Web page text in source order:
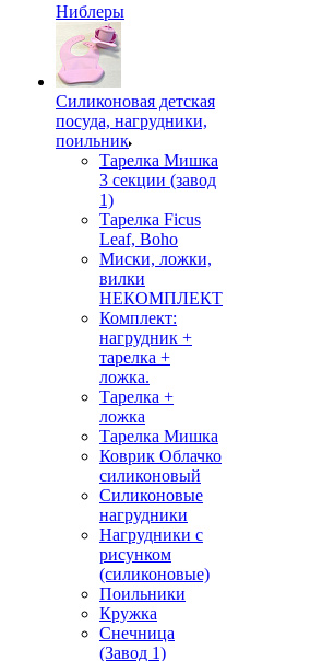
Ниблеры
Силиконовая детская
посуда, нагрудники,
поильник
Тарелка Мишка
3 секции (завод
1)
Тарелка Ficus
Leaf, Boho
Миски, ложки,
вилки
НЕКОМПЛЕКТ
Комплект:
нагрудник +
тарелка +
ложка.
Тарелка +
ложка
Тарелка Мишка
Коврик Облачко
силиконовый
Силиконовые
нагрудники
Нагрудники с
рисунком
(силиконовые)
Поильники
Кружка
Снечница
(Завод 1)